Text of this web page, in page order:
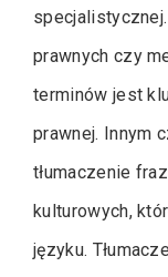
prawnych czy
terminów jest
prawnej. Innym
tłumaczenie
kulturowych,
języku.